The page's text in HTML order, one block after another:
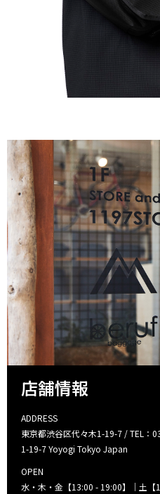
店舗情報
ADDRESS
東京都渋谷区代々木1-19-7 / TEL：
1-19-7 Yoyogi Tokyo Japan
OPEN
水・木・金【13:00 - 19:00】｜土【